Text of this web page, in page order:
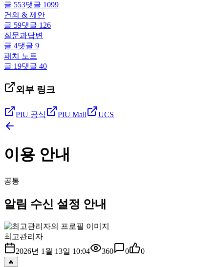
글 553댓글 1099
건의 & 제안
글 59댓글 126
질문과답변
글 4댓글 9
패치 노트
글 19댓글 40
외부 링크
PIU 공식 PIU Mall UCS
이용 안내
공통
알림 수신 설정 안내
최고관리자
2026년 1월 13일 10:04
360 0 0
🔥